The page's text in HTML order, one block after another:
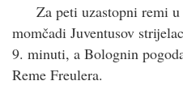
Za peti uzastopni remi
momčadi Juventusov
9. minuti, a Bolognin
Reme Freulera.